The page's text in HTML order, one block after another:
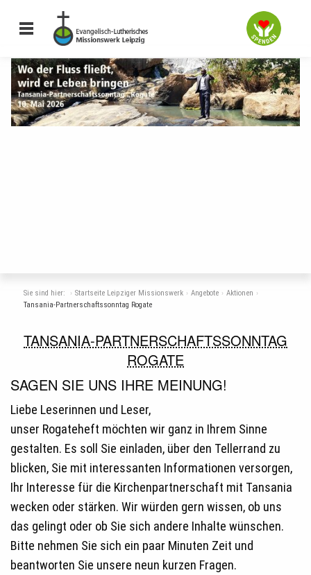
Sie sind hier: Startseite Leipziger Missionswerk Angebote
Aktionen
Tansania-Partnerschaftssonntag Rogate
TANSANIA-PARTNERSCHAFTSSONNTAG
ROGATE
SAGEN SIE UNS IHRE MEINUNG!
Liebe Leserinnen und Leser,
unser Rogateheft möchten wir ganz in Ihrem Sinne
gestalten. Es soll Sie einladen, über den Tellerrand zu
blicken, Sie mit interessanten Informationen versorgen,
Ihr Interesse für die Kirchenpartnerschaft mit Tansania
wecken oder stärken. Wir würden gern wissen, ob uns
das gelingt oder ob Sie sich andere Inhalte wünschen.
Bitte nehmen Sie sich ein paar Minuten Zeit und
beantworten Sie unsere neun kurzen Fragen.